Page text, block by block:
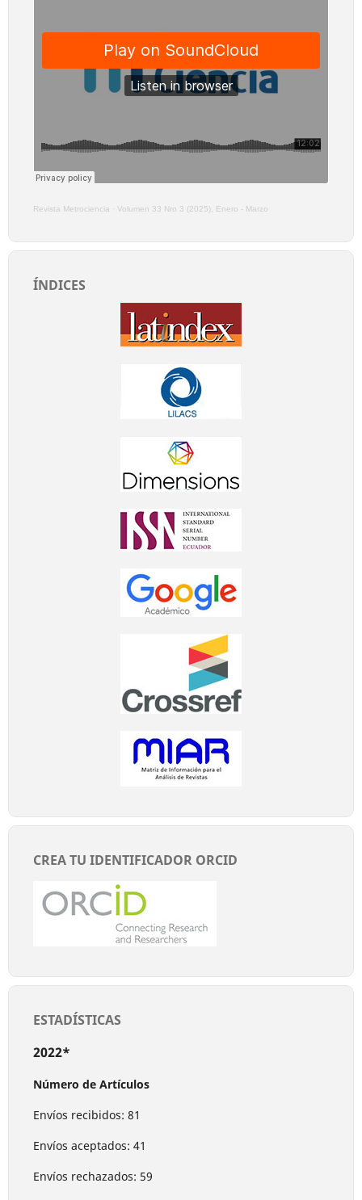
Revista Metrociencia · Volumen 33 Nro 3 (2025), Enero - Marzo
ÍNDICES
CREA TU IDENTIFICADOR ORCID
ESTADÍSTICAS
2022*
Número de Artículos
Envíos recibidos: 81
Envíos aceptados: 41
Envíos rechazados: 59